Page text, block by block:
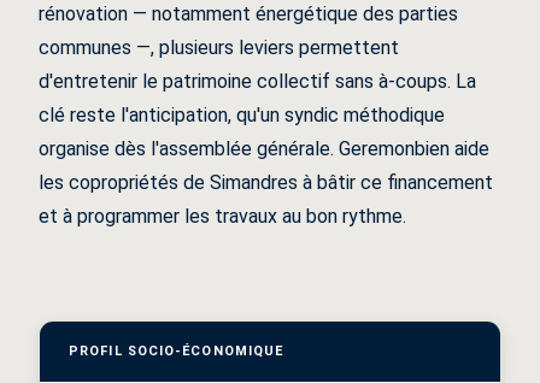
rénovation — notamment énergétique des parties
communes —, plusieurs leviers permettent
d'entretenir le patrimoine collectif sans à-coups. La
clé reste l'anticipation, qu'un syndic méthodique
organise dès l'assemblée générale. Geremonbien aide
les copropriétés de Simandres à bâtir ce financement
et à programmer les travaux au bon rythme.
PROFIL SOCIO-ÉCONOMIQUE